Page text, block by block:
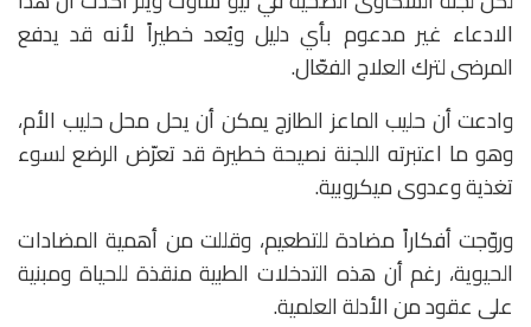
الادعاء غير مدعوم بأي دليل ويُعد خطيراً لأنه قد يدفع
المرضى لترك العلاج الفعّال.
وادعت أن حليب الماعز الطازج يمكن أن يحل محل حليب الأم،
وهو ما اعتبرته اللجنة نصيحة خطيرة قد تعرّض الرضع لسوء
تغذية وعدوى ميكروبية.
وروّجت أفكاراً مضادة للتطعيم، وقللت من أهمية المضادات
الحيوية، رغم أن هذه التدخلات الطبية منقذة للحياة ومبنية
على عقود من الأدلة العلمية.